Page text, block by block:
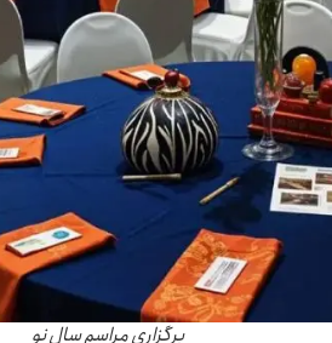
برگزاری مراسم سال نو